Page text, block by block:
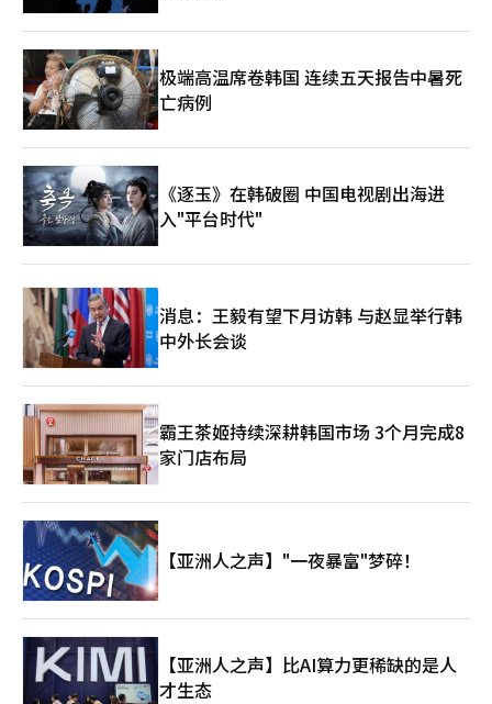
极端高温席卷韩国 连续五天报告中暑死
亡病例
《逐玉》在韩破圈 中国电视剧出海进
入"平台时代"
消息：王毅有望下月访韩 与赵显举行韩
中外长会谈
霸王茶姬持续深耕韩国市场 3个月完成8
家门店布局
【亚洲人之声】"一夜暴富"梦碎！
【亚洲人之声】比AI算力更稀缺的是人
才生态